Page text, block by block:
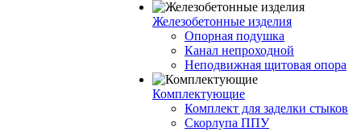
Железобетонные изделия
Опорная подушка
Канал непроходной
Неподвижная щитовая опора
Комплектующие
Комплект для заделки стыков
Скорлупа ППУ